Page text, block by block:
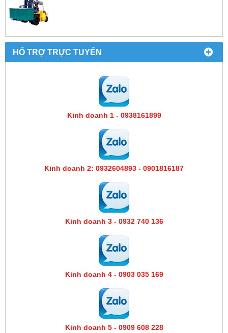
HỔ TRỢ TRỰC TUYẾN
Kinh doanh 1 - 0938161899
Kinh doanh 2: 0932604893 - 0901816187
Kinh doanh 3 - 0932 740 136
Kinh doanh 4 - 0903 035 169
Kinh doanh 5 - 0909 608 228